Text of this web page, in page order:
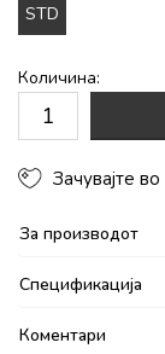
STD
Количина:
Зачувајте
За производот
Спецификација
Коментари